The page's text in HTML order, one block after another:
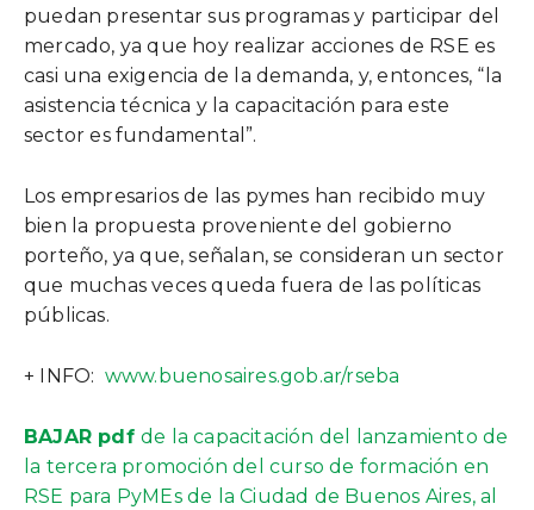
puedan presentar sus programas y participar del
mercado, ya que hoy realizar acciones de RSE es
casi una exigencia de la demanda, y, entonces, “la
asistencia técnica y la capacitación para este
sector es fundamental”.
Los empresarios de las pymes han recibido muy
bien la propuesta proveniente del gobierno
porteño, ya que, señalan, se consideran un sector
que muchas veces queda fuera de las políticas
públicas.
+ INFO: www.buenosaires.gob.ar/rseba
BAJAR pdf de la capacitación del lanzamiento de
la tercera promoción del curso de formación en
RSE para PyMEs de la Ciudad de Buenos Aires, al